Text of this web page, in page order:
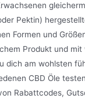
Pektin)
Formen und
Produkt und mit
dich am wohlsten
CBD Öle
Rabattcodes,